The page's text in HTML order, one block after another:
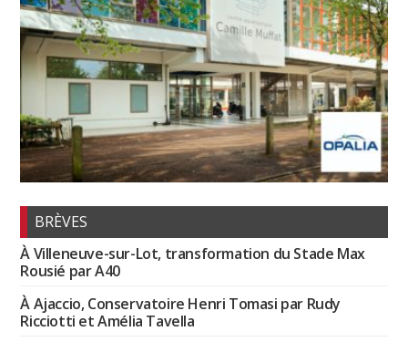
BRÈVES
À Villeneuve-sur-Lot, transformation du Stade Max
Rousié par A40
À Ajaccio, Conservatoire Henri Tomasi par Rudy
Ricciotti et Amélia Tavella